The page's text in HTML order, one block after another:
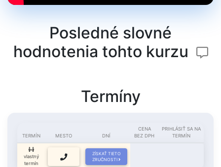
Posledné slovné
hodnotenia tohto kurzu
Termíny
TERMÍN MESTO DNÍ
CENA
BEZ DPH
PRIHLÁSIŤ SA NA
TERMÍN
vlastný
termín
ZÍSKAŤ TIETO
ZRUČNOSTI